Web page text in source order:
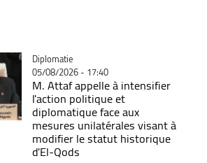
Catégorie
Diplomatie
05/08/2026 - 17:40
M. Attaf appelle à intensifier
l'action politique et
diplomatique face aux
mesures unilatérales visant à
modifier le statut historique
d'El-Qods